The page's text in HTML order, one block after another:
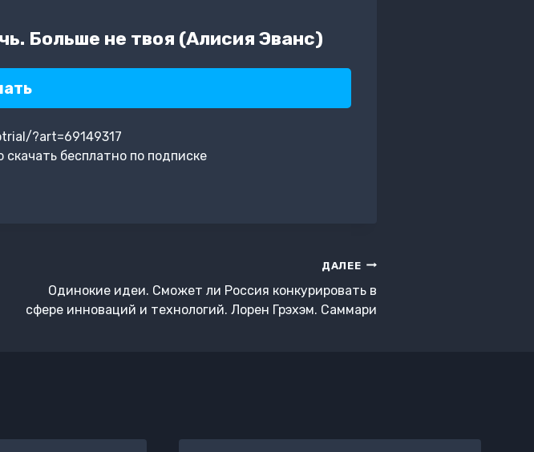
Больше не твоя (Алисия Эванс)
?art=69149317
бесплатно по подписке
ДАЛЕЕ
Одинокие идеи. Сможет ли Россия конкурировать в
сфере инноваций и технологий. Лорен Грэхэм. Саммари